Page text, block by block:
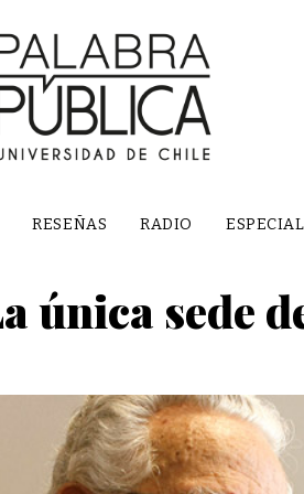
RESEÑAS RADIO
única sede